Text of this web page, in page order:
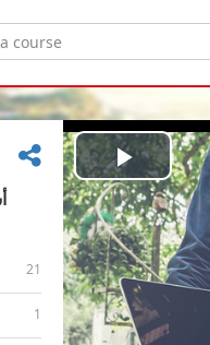
21
1
Play
Video